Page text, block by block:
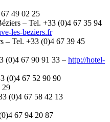
49 02 25
– Tel. +33 (0)4 67 35 94
les-beziers.fr
– Tel. +33 (0)4 67 39 45
(0)4 67 90 91 33 – http://hotel-
(0)4 67 52 90 90
29
(0)4 67 58 42 13
67 94 20 87